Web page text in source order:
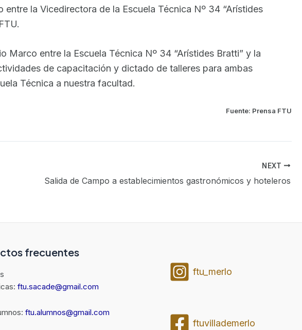
la Vicedirectora de la Escuela Técnica Nº 34 “Arístides
entre la Escuela Técnica Nº 34 “Arístides Bratti” y la
de capacitación y dictado de talleres para ambas
Técnica a nuestra facultad.
Fuente: Prensa FTU
NEXT
Salida de Campo a establecimientos gastronómicos y hoteleros
frecuentes
ftu.sacade@gmail.com
ftu.alumnos@gmail.com
ftu_merlo
ftuvillademerlo